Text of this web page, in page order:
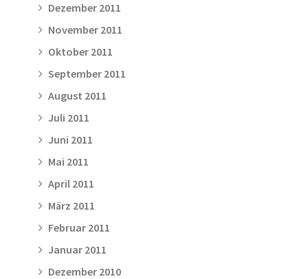
Dezember 2011
November 2011
Oktober 2011
September 2011
August 2011
Juli 2011
Juni 2011
Mai 2011
April 2011
März 2011
Februar 2011
Januar 2011
Dezember 2010